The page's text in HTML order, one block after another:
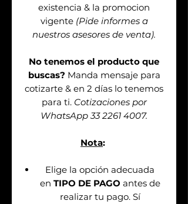
existencia & la promocion
vigente (Pide informes a
nuestros asesores de venta).
No tenemos el producto que
buscas? Manda mensaje para
cotizarte & en 2 días lo tenemos
para ti. Cotizaciones por
WhatsApp 33 2261 4007.
Nota:
Elige la opción adecuada
en TIPO DE PAGO antes de
realizar tu pago. Sí